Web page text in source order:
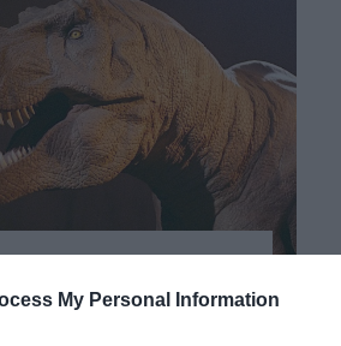
My Personal Information
múzeumban
200 millió